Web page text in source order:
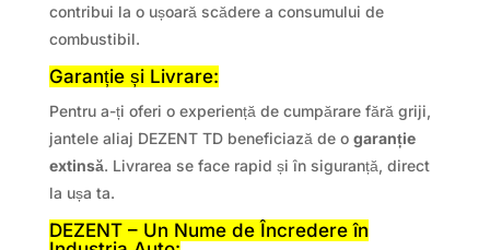
contribui la o ușoară scădere a consumului de
combustibil.
Garanție și Livrare:
Pentru a-ți oferi o experiență de cumpărare fără griji,
jantele aliaj DEZENT TD beneficiază de o garanție
extinsă. Livrarea se face rapid și în siguranță, direct
la ușa ta.
DEZENT – Un Nume de Încredere în